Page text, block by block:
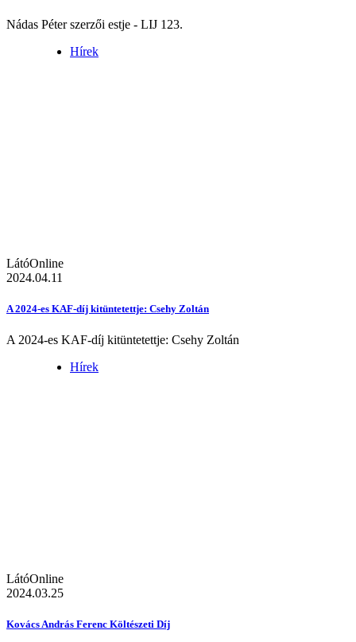
Nádas Péter szerzői estje - LIJ 123.
Hírek
LátóOnline
2024.04.11
A 2024-es KAF-díj kitüntetettje: Csehy Zoltán
A 2024-es KAF-díj kitüntetettje: Csehy Zoltán
Hírek
LátóOnline
2024.03.25
Kovács András Ferenc Költészeti Díj